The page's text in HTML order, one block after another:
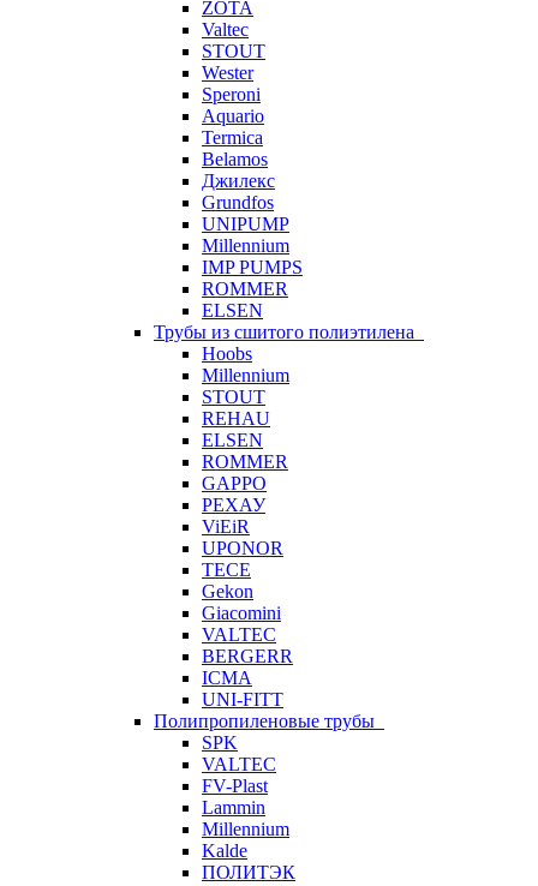
ZOTA
Valtec
STOUT
Wester
Speroni
Aquario
Termica
Belamos
Джилекс
Grundfos
UNIPUMP
Millennium
IMP PUMPS
ROMMER
ELSEN
Трубы из сшитого полиэтилена
Hoobs
Millennium
STOUT
REHAU
ELSEN
ROMMER
GAPPO
РЕХАУ
ViEiR
UPONOR
TECE
Gekon
Giacomini
VALTEC
BERGERR
ICMA
UNI-FITT
Полипропиленовые трубы
SPK
VALTEC
FV-Plast
Lammin
Millennium
Kalde
ПОЛИТЭК